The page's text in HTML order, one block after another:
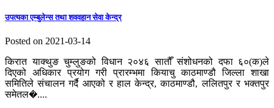
उपत्यका एम्बुलेन्स तथा शववहान सेवा केन्द्र
Posted on 2021-03-14
किरात याक्थुङ चुम्लुङको विधान २०४६ सातौँ संशोधनको दफा ६०(क)ले
दिएको अधिकार प्रयोग गरी प्रारम्भमा कियाचु काठमाण्डौ जिल्ला शाखा
समितिले संचालन गर्दै आएको र हाल केन्द्र, काठमाण्डौ, ललितपुर र भक्तपुर
समेतल�....